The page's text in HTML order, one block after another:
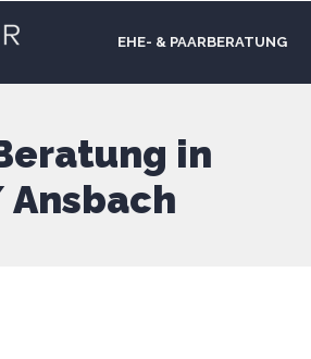
EHE- & PAARBERATUNG
in